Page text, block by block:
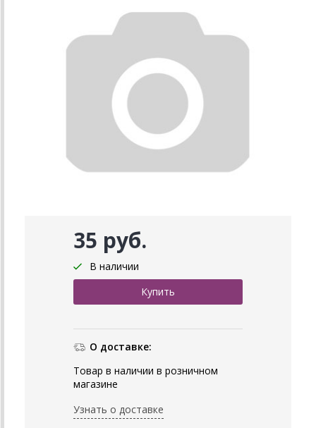
35 руб.
В наличии
О доставке:
Товар в наличии в розничном
магазине
Узнать о доставке